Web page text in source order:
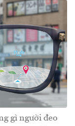
gì người đeo